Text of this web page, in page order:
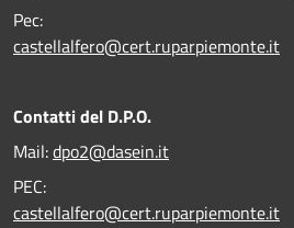
Pec:
castellalfero@cert.ruparpiemonte.it
Contatti del D.P.O.
Mail:dpo2@dasein.it
PEC:
castellalfero@cert.ruparpiemonte.it